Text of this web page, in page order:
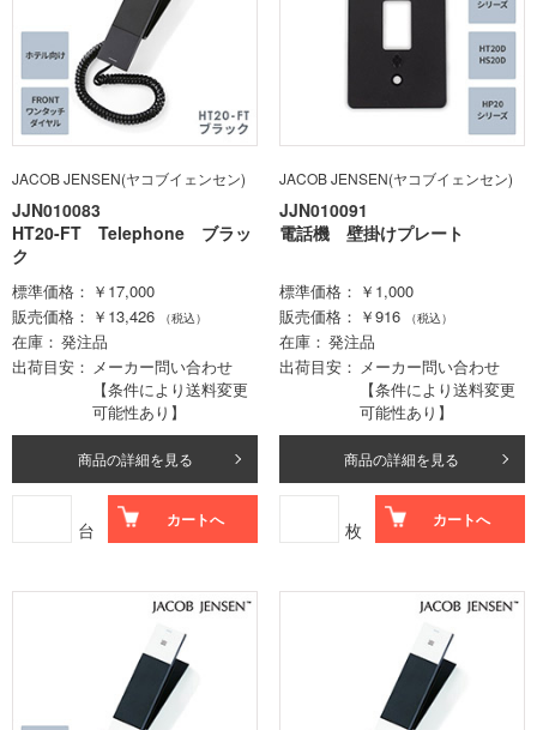
JACOB JENSEN(ヤコブイェンセン)
JJN010083
HT20-FT Telephone ブラッ
ク
標準価格
￥17,000
販売価格
￥13,426 （税込）
在庫
発注品
出荷目安
メーカー問い合わせ
【条件により送料変更
可能性あり】
商品の詳細を見る
台 カートへ
JACOB JENSEN(ヤコブイェンセン)
JJN010091
電話機 壁掛けプレート
標準価格
￥1,000
販売価格
￥916 （税込）
在庫
発注品
出荷目安
メーカー問い合わせ
【条件により送料変更
可能性あり】
商品の詳細を見る
枚 カートへ